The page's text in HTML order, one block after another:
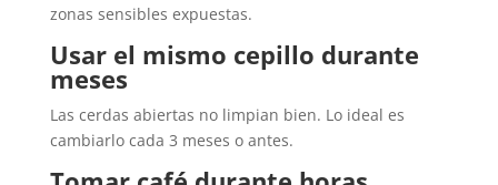
zonas sensibles expuestas.
Usar el mismo cepillo durante
meses
Las cerdas abiertas no limpian bien. Lo ideal es
cambiarlo cada 3 meses o antes.